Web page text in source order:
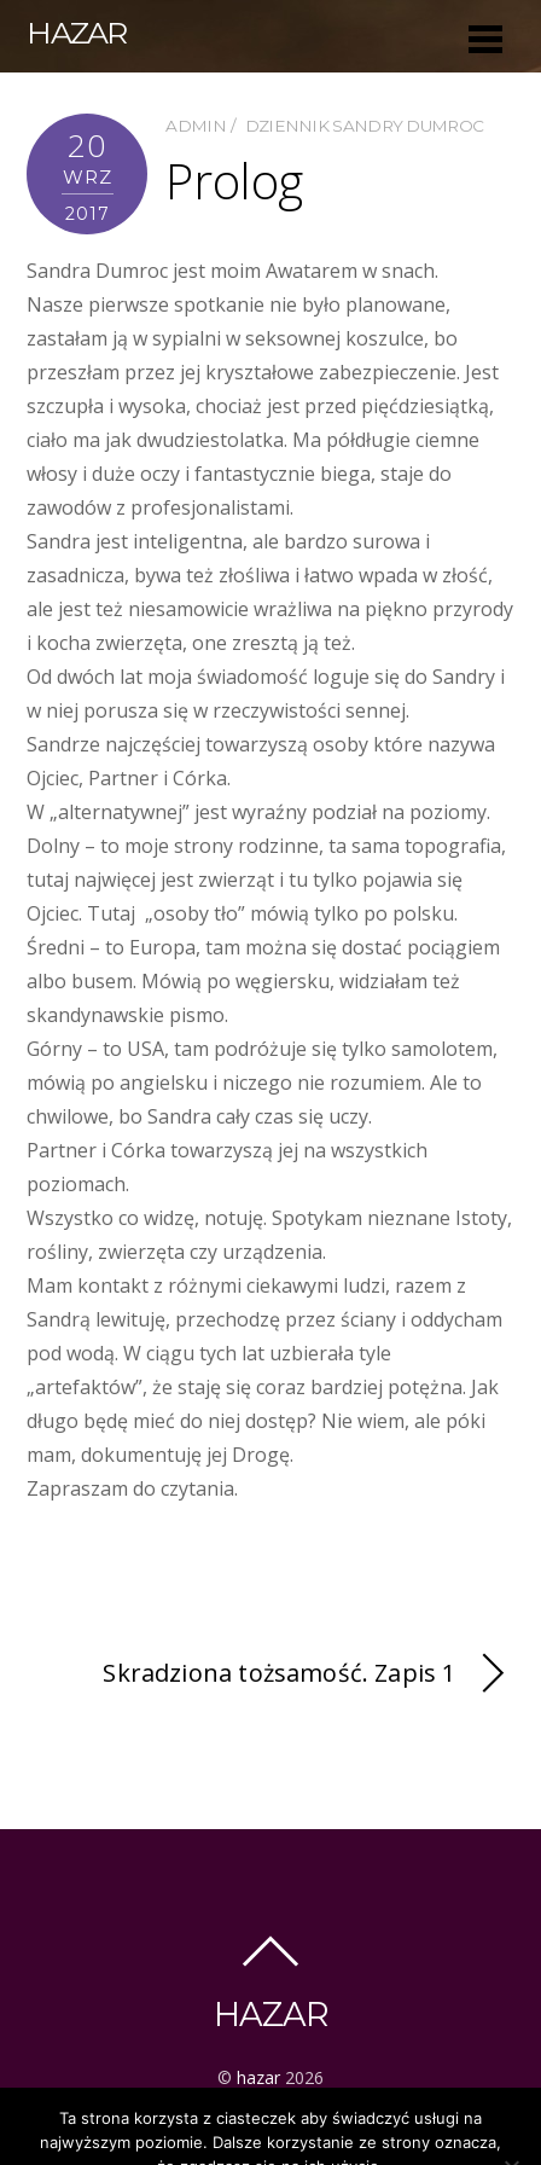
HAZAR
20
WRZ
2017
ADMIN DZIENNIK SANDRY DUMROC
Prolog
Sandra Dumroc jest moim Awatarem w snach.
Nasze pierwsze spotkanie nie było planowane,
zastałam ją w sypialni w seksownej koszulce, bo
przeszłam przez jej kryształowe zabezpieczenie. Jest
szczupła i wysoka, chociaż jest przed pięćdziesiątką,
ciało ma jak dwudziestolatka. Ma półdługie ciemne
włosy i duże oczy i fantastycznie biega, staje do
zawodów z profesjonalistami.
Sandra jest inteligentna, ale bardzo surowa i
zasadnicza, bywa też złośliwa i łatwo wpada w złość,
ale jest też niesamowicie wrażliwa na piękno przyrody
i kocha zwierzęta, one zresztą ją też.
Od dwóch lat moja świadomość loguje się do Sandry i
w niej porusza się w rzeczywistości sennej.
Sandrze najczęściej towarzyszą osoby które nazywa
Ojciec, Partner i Córka.
W „alternatywnej” jest wyraźny podział na poziomy.
Dolny – to moje strony rodzinne, ta sama topografia,
tutaj najwięcej jest zwierząt i tu tylko pojawia się
Ojciec. Tutaj „osoby tło” mówią tylko po polsku.
Średni – to Europa, tam można się dostać pociągiem
albo busem. Mówią po węgiersku, widziałam też
skandynawskie pismo.
Górny – to USA, tam podróżuje się tylko samolotem,
mówią po angielsku i niczego nie rozumiem. Ale to
chwilowe, bo Sandra cały czas się uczy.
Partner i Córka towarzyszą jej na wszystkich
poziomach.
Wszystko co widzę, notuję. Spotykam nieznane Istoty,
rośliny, zwierzęta czy urządzenia.
Mam kontakt z różnymi ciekawymi ludzi, razem z
Sandrą lewituję, przechodzę przez ściany i oddycham
pod wodą. W ciągu tych lat uzbierała tyle
„artefaktów”, że staję się coraz bardziej potężna. Jak
długo będę mieć do niej dostęp? Nie wiem, ale póki
mam, dokumentuję jej Drogę.
Zapraszam do czytania.
Skradziona tożsamość. Zapis 1
HAZAR
© hazar 2026
ezoteryka | tarot | mistyka
Ta strona korzysta z ciasteczek aby świadczyć usługi na
najwyższym poziomie. Dalsze korzystanie ze strony oznacza,